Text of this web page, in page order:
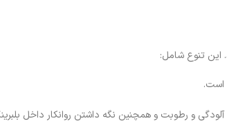
این تنوع شامل:
است.
آلودگی و رطوبت و همچنین نگه داشتن روانکار داخل